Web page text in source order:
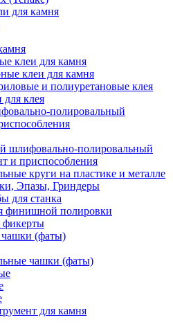
для камня
клеи для камня
клеи для камня
и полиуретановые клея
для клея
полировальный
шлифовально-полировальный
и приспособления
круги на пластике и металле
Эпазы, Гриндеры
для станка
финишной полировки
фикерты
(фаты)
чашки (фаты)
для камня